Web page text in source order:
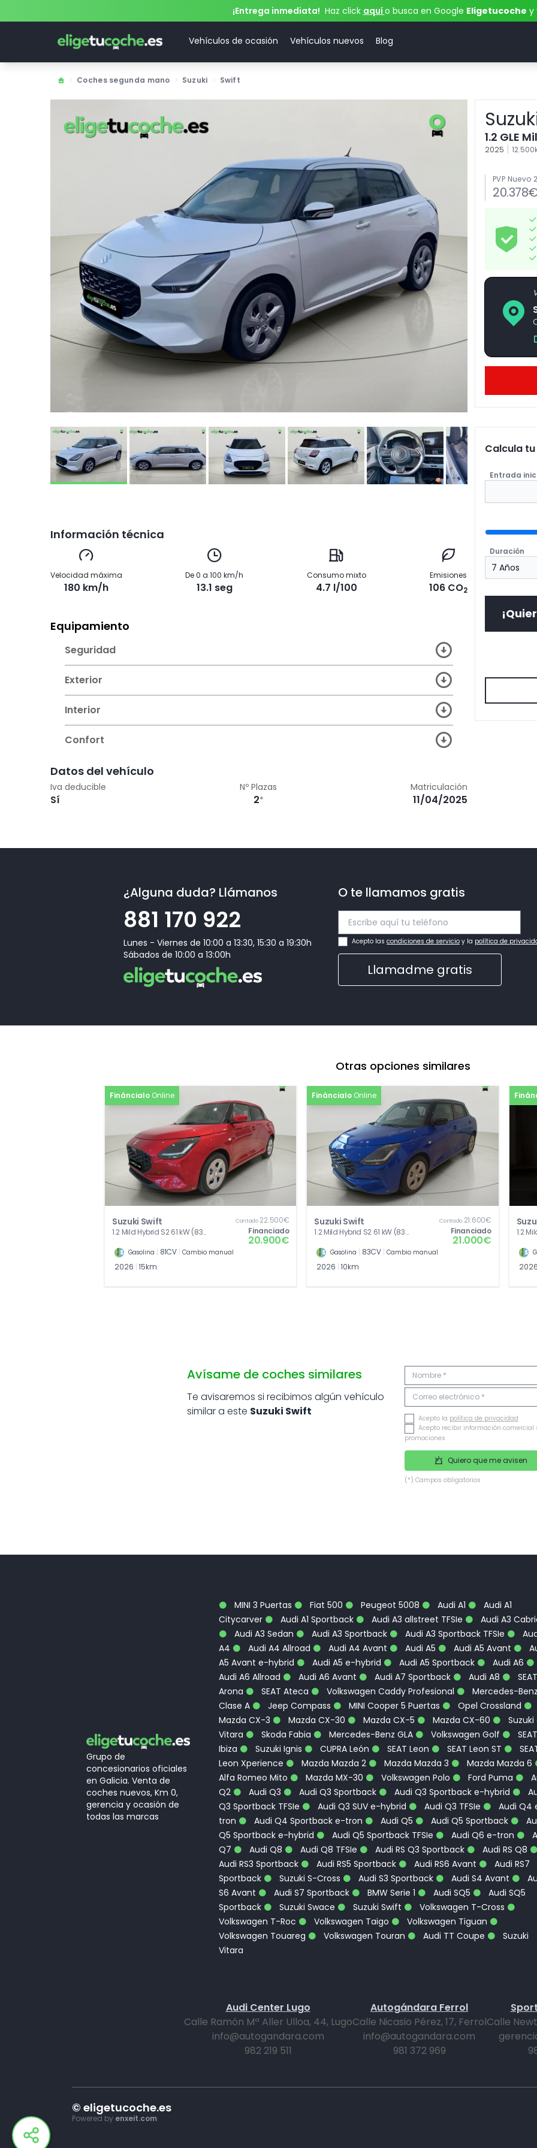
¡Entrega inmediata! Haz click aquío busca en Google Eligetucoche y
Vehículos de ocasión Vehículos nuevos Blog
Coches segunda mano Suzuki Swift
Información técnica
Velocidad máxima
180 km/h
De 0 a 100 km/h
13.1 seg
Consumo mixto
4.7 l/100
Emisiones
106 CO2
Equipamiento
Seguridad
Exterior
Interior
Confort
Datos del vehículo
Iva deducible
Sí
Nº Plazas
2*
Matriculación
11/04/2025
1.2 GLE
2025 |
PVP Nuevo
Calcula
Entrada
Duración
¿Alguna duda? Llámanos
881 170 922
Lunes - Viernes de 10:00 a 13:30, 15:30 a 19:30h
Sábados de 10:00 a 13:00h
O te llamamos gratis
Acepto las condiciones de servicio y la política de
Llamadme gratis
Otras opciones similares
Fináncialo Online
Suzuki Swift
1.2 Mild Hybrid S2 61 kW (83
Contado22.500€
Financiado
20.900€
Gasolina 81CV Cambio manual
2026 15km
Fináncialo Online
Suzuki Swift
1.2 Mild Hybrid S2 61 kW (83
Contado 21.600€
Financiado
21.000€
Gasolina 83CV Cambio manual
2026 10km
1.2
Avísame de coches similares
Te avisaremos si recibimos algún vehículo
similar a este Suzuki Swift
Acepto la política de privacidad
Acepto recibir información comercial
promociones
Quiero que me avisen
(*) Campos obligatorios
Grupo de
concesionarios oficiales
en Galicia. Venta de
coches nuevos, Km 0,
gerencia y ocasión de
todas las marcas
MINI 3 Puertas Fiat 500 Peugeot 5008 Audi A1
Audi A1
Citycarver
Audi A1 Sportback Audi A3 allstreet TFSIe
Audi A3
Audi A3 Sedan
Audi A3 Sportback Audi A3 Sportback TFSIe
A4
Audi A4 Allroad Audi A4 Avant Audi A5 Audi A5 Avant
A5 Avant e-hybrid
Audi A5 e-hybrid Audi A5 Sportback
Audi A6
Audi A6 Allroad
Audi A6 Avant Audi A7 Sportback Audi A8
SEAT
Arona
SEAT Ateca Volkswagen Caddy Profesional
Mercedes-
Clase A
Jeep Compass MINI Cooper 5 Puertas
Opel Crossland
Mazda CX-3
Mazda CX-30 Mazda CX-5 Mazda CX-60
Suzuki
Vitara
Skoda Fabia Mercedes-Benz GLA Volkswagen Golf
SEAT
Ibiza
Suzuki Ignis CUPRA León SEAT Leon SEAT Leon ST
Leon Xperience
Mazda Mazda 2 Mazda Mazda 3
Mazda Mazda 6
Alfa Romeo Mito
Mazda MX-30 Volkswagen Polo Ford Puma
Q2
Audi Q3 Audi Q3 Sportback Audi Q3 Sportback e-hybrid
Q3 Sportback TFSIe
Audi Q3 SUV e-hybrid Audi Q3 TFSIe
Audi Q4
tron
Audi Q4 Sportback e-tron Audi Q5 Audi Q5 Sportback
Q5 Sportback e-hybrid
Audi Q5 Sportback TFSIe Audi Q6 e-tron
Q7
Audi Q8 Audi Q8 TFSIe Audi RS Q3 Sportback
Audi RS Q8
Audi RS3 Sportback
Audi RS5 Sportback Audi RS6 Avant
Audi RS7
Sportback
Suzuki S-Cross Audi S3 Sportback Audi S4 Avant
S6 Avant
Audi S7 Sportback BMW Serie 1 Audi SQ5
Audi SQ5
Sportback
Suzuki Swace Suzuki Swift
Volkswagen T-Cross
Volkswagen T-Roc
Volkswagen Taigo
Volkswagen Tiguan
Volkswagen Touareg
Volkswagen Touran Audi TT Coupe
Suzuki
Vitara
Audi Center Lugo
Calle Ramón Mª Aller Ulloa, 44, Lugo
info@autogandara.com
982 219 511
Autogándara Ferrol
Calle Nicasio Pérez, 17, Ferrol
info@autogandara.com
981 372 969
Calle
© eligetucoche.es
Powered by enxeit.com